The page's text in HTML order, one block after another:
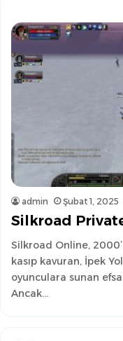
admin Şubat 1, 2025
Silkroad
Silkroad Online,
kasıp kavuran, İpek
oyunculara sunan
Ancak…